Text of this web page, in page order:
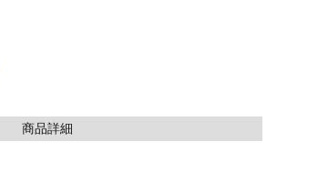
商品詳細